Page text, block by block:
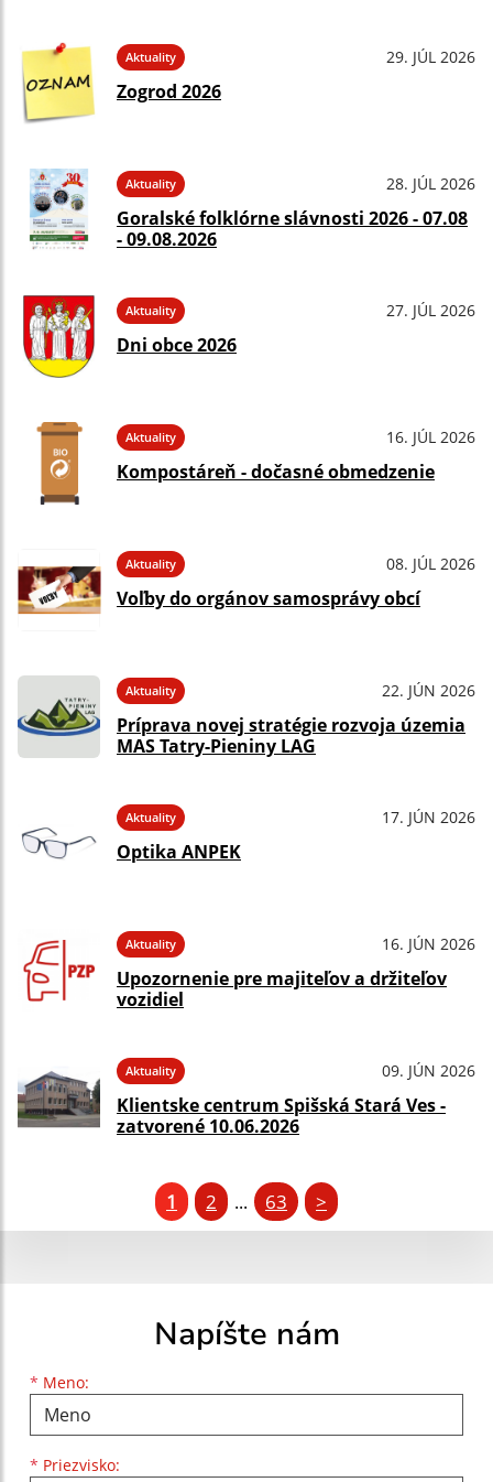
Aktuality 29. JÚL 2026
Zogrod 2026
Aktuality 28. JÚL 2026
Goralské folklórne slávnosti 2026 - 07.08
- 09.08.2026
Aktuality 27. JÚL 2026
Dni obce 2026
Aktuality 16. JÚL 2026
Kompostáreň - dočasné obmedzenie
Aktuality 08. JÚL 2026
Voľby do orgánov samosprávy obcí
Aktuality 22. JÚN 2026
Príprava novej stratégie rozvoja územia
MAS Tatry-Pieniny LAG
Aktuality 17. JÚN 2026
Optika ANPEK
Aktuality 16. JÚN 2026
Upozornenie pre majiteľov a držiteľov
vozidiel
Aktuality 09. JÚN 2026
Klientske centrum Spišská Stará Ves -
zatvorené 10.06.2026
1 2 ... 63 >
Napíšte nám
* Meno:
Meno
* Priezvisko:
Priezvisko
E-mailová adresa